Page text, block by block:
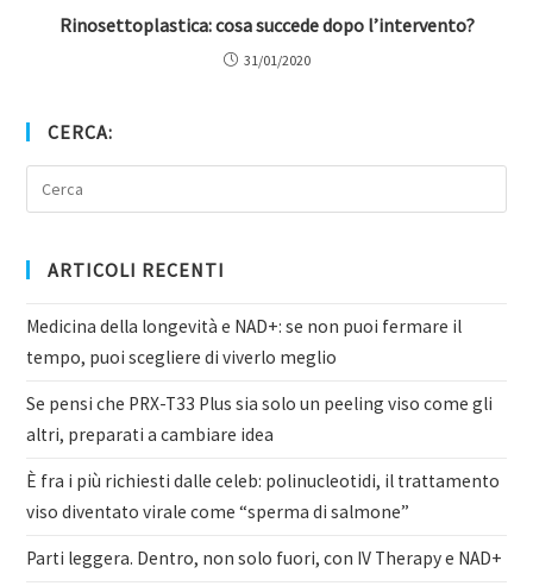
Rinosettoplastica: cosa succede dopo l’intervento?
31/01/2020
CERCA:
ARTICOLI RECENTI
Medicina della longevità e NAD+: se non puoi fermare il
tempo, puoi scegliere di viverlo meglio
Se pensi che PRX-T33 Plus sia solo un peeling viso come gli
altri, preparati a cambiare idea
È fra i più richiesti dalle celeb: polinucleotidi, il trattamento
viso diventato virale come “sperma di salmone”
Parti leggera. Dentro, non solo fuori, con IV Therapy e NAD+